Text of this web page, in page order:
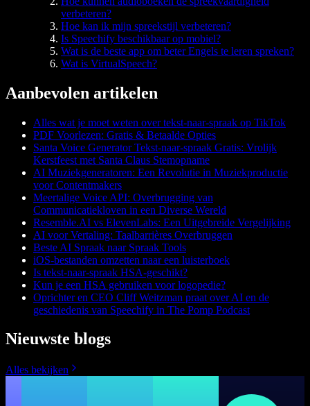
verbeteren?
Hoe kan ik mijn spreekstijl verbeteren?
Is Speechify beschikbaar op mobiel?
Wat is de beste app om beter Engels te leren spreken?
Wat is VirtualSpeech?
Aanbevolen artikelen
Alles wat je moet weten over tekst-naar-spraak op TikTok
PDF Voorlezen: Gratis & Betaalde Opties
Santa Voice Generator Tekst-naar-spraak Gratis: Vrolijk
Kerstfeest met Santa Claus Stemopname
AI Muziekgeneratoren: Een Revolutie in Muziekproductie
voor Contentmakers
Meertalige Voice API: Overbrugging van
Communicatiekloven in een Diverse Wereld
Resemble.AI vs ElevenLabs: Een Uitgebreide Vergelijking
AI voor Vertaling: Taalbarrières Overbruggen
Beste AI Spraak naar Spraak Tools
iOS-bestanden omzetten naar een luisterboek
Is tekst-naar-spraak HSA-geschikt?
Kun je een HSA gebruiken voor logopedie?
Oprichter en CEO Cliff Weitzman praat over AI en de
geschiedenis van Speechify in The Pomp Podcast
Nieuwste blogs
Alles bekijken